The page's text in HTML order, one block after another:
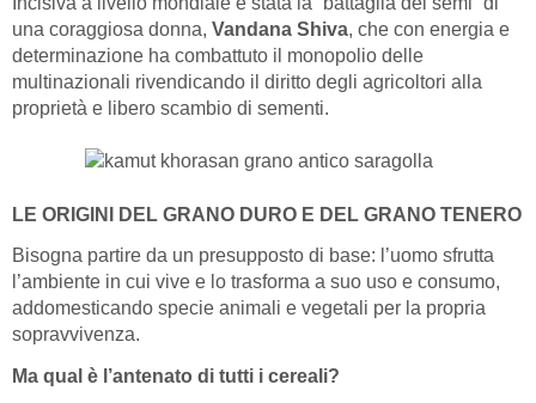
una coraggiosa donna, Vandana Shiva, che con energia e
determinazione ha combattuto il monopolio delle
multinazionali rivendicando il diritto degli agricoltori alla
proprietà e libero scambio di sementi.
LE ORIGINI DEL GRANO DURO E DEL GRANO TENERO
Bisogna partire da un presupposto di base: l’uomo sfrutta
l’ambiente in cui vive e lo trasforma a suo uso e consumo,
addomesticando specie animali e vegetali per la propria
sopravvivenza.
Ma qual è l’antenato di tutti i cereali?